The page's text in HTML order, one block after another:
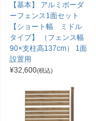
【基本】 アルミボーダ
ーフェンス1面セット
【ショート幅 ミドル
タイプ】 （フェンス幅
90×支柱高137cm） 1面
設置用
¥32,600(税込)